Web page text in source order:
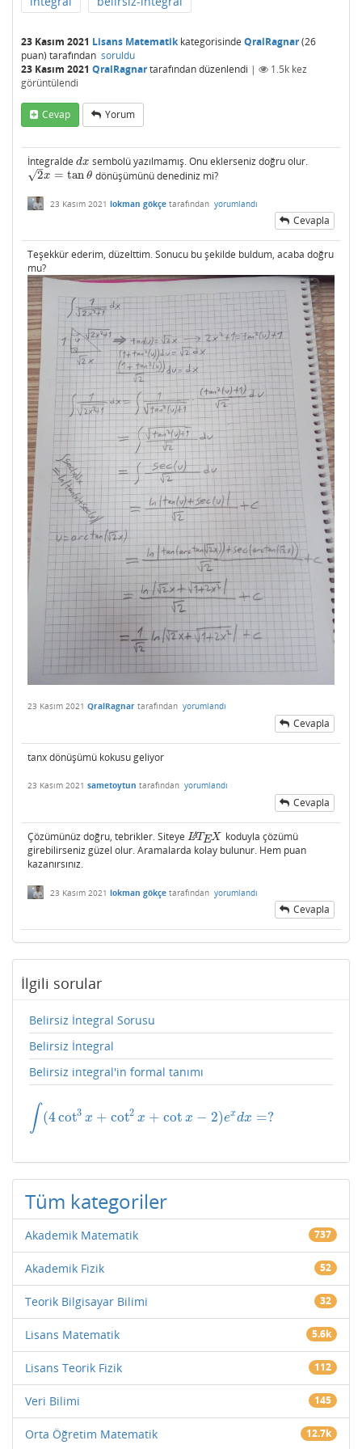
23 Kasım 2021 Lisans Matematikkategorisinde QralRagnar(26
puan) tarafından soruldu
23 Kasım 2021 QralRagnartarafındandüzenlendi | 1.5k kez
görüntülendi
Cevap Yorum
İntegralde dx
dx sembolü yazılmamış. Onu eklerseniz doğru olur.
2
–
√ x = tan θ
2x=tanθ dönüşümünü denediniz mi?
23 Kasım 2021 lokman gökçe tarafından yorumlandı
Cevapla
Teşekkür ederim, düzelttim. Sonucu bu şekilde buldum, acaba doğru
mu?
23 Kasım 2021 QralRagnar tarafından yorumlandı
Cevapla
tanx dönüşümü kokusu geliyor
23 Kasım 2021 sametoytun tarafından yorumlandı
Cevapla
Çözümünüz doğru, tebrikler. Siteye LATEX
LATEX koduyla çözümü
girebilirseniz güzel olur. Aramalarda kolay bulunur. Hem puan
kazanırsınız.
23 Kasım 2021 lokman gökçe tarafından yorumlandı
Cevapla
İlgili sorular
Belirsiz İntegral Sorusu
Belirsiz İntegral
Belirsiz integral'in formal tanımı
∫ (4cot3 x + cot2 x + cot x − 2)exdx =?
∫(4cot3 x+cot2x+cotx− 2) ex dx=?
Tüm kategoriler
Akademik Matematik 737
Akademik Fizik 52
Teorik Bilgisayar Bilimi 32
Lisans Matematik 5.6k
Lisans Teorik Fizik 112
Veri Bilimi 145
Orta Öğretim Matematik 12.7k